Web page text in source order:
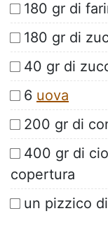
180 gr di
180 gr di
40 gr di
6 uova
200 gr di
400 gr di
copertura
un pizzico di